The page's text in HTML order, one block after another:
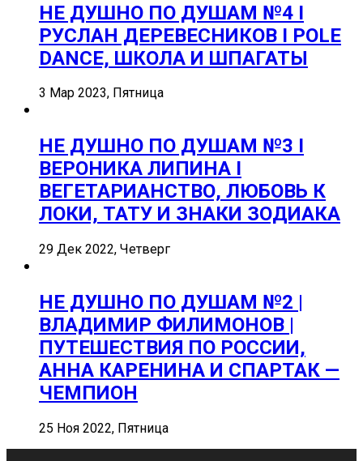
НЕ ДУШНО ПО ДУШАМ №4 I
РУСЛАН ДЕРЕВЕСНИКОВ I POLE
DANCE, ШКОЛА И ШПАГАТЫ
3 Мар 2023, Пятница
НЕ ДУШНО ПО ДУШАМ №3 I
ВЕРОНИКА ЛИПИНА I
ВЕГЕТАРИАНСТВО, ЛЮБОВЬ К
ЛОКИ, ТАТУ И ЗНАКИ ЗОДИАКА
29 Дек 2022, Четверг
НЕ ДУШНО ПО ДУШАМ №2 |
ВЛАДИМИР ФИЛИМОНОВ |
ПУТЕШЕСТВИЯ ПО РОССИИ,
АННА КАРЕНИНА И СПАРТАК —
ЧЕМПИОН
25 Ноя 2022, Пятница